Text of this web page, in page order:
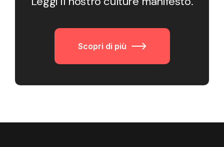
Scopri di più